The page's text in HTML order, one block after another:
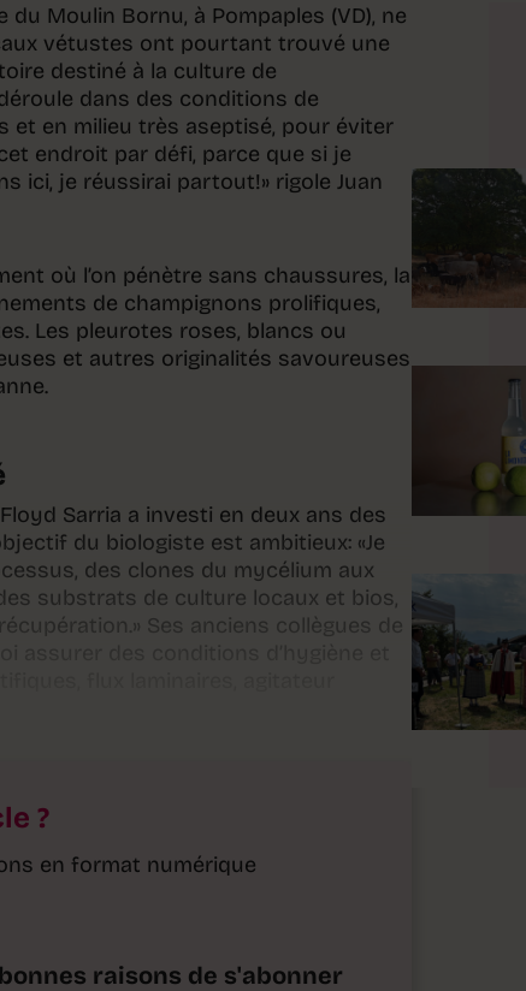
du Moulin Bornu, à Pompaples (VD), ne
vétustes ont pourtant trouvé une
destiné à la culture de
dans des conditions de
et en milieu très aseptisé, pour éviter
endroit par défi, parce que si je
ici, je réussirai partout!» rigole Juan
où l’on pénètre sans chaussures, la
de champignons prolifiques,
Les pleurotes roses, blancs ou
et autres originalités savoureuses
Sarria a investi en deux ans des
du biologiste est ambitieux: «Je
des clones du mycélium aux
substrats de culture locaux et bios,
Ses anciens collègues de
?
en format numérique
raisons de s'abonner